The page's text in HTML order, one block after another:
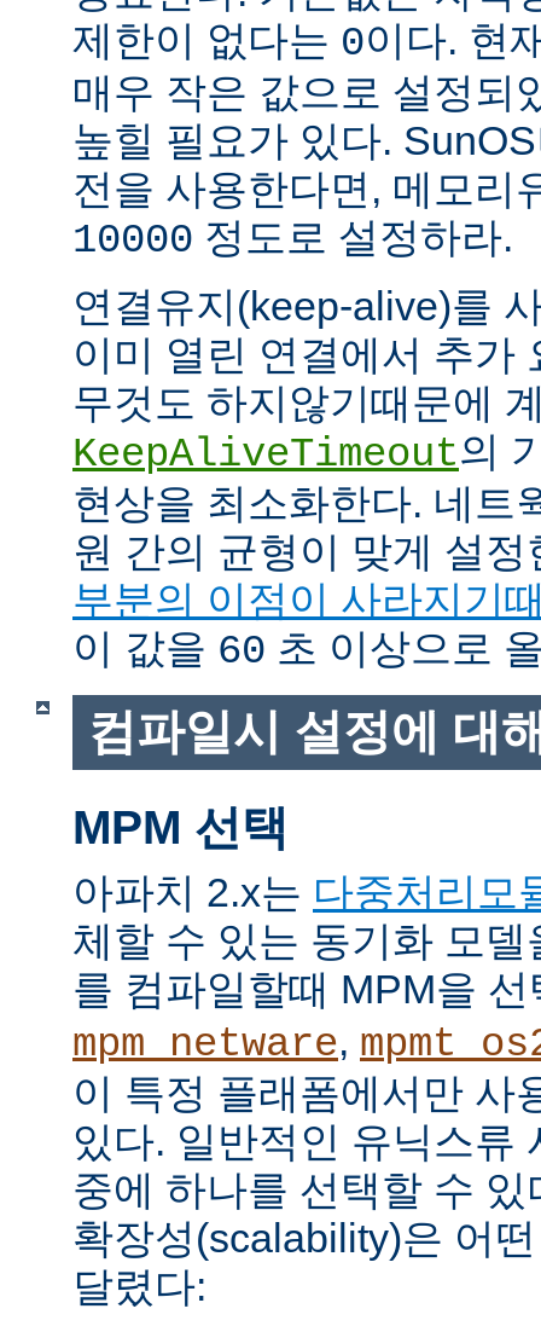
제한이 없다는 0이다. 현
매우 작은 값으로 설정되
높힐 필요가 있다.
전을 사용한다면, 메모리
10000 정도로 설정하라.
연결유지(keep-alive)를
이미 열린 연결에서 추가
무것도 하지않기때문에
KeepAliveTimeout의
현상을 최소화한다. 네트
원 간의 균형이 맞게 설
부분의 이점이 사라지기
이 값을 60 초 이상으로
컴파일시 설정에 대
MPM 선택
아파치 2.x는 다중처리모
체할 수 있는 동기화 모
를 컴파일할때 MPM을
mpm_netware,
이 특정 플래폼에서만 사
있다. 일반적인 유닉스류
중에 하나를 선택할 수
확장성(scalability)은 어
달렸다: